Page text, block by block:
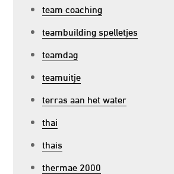
team coaching
teambuilding spelletjes
teamdag
teamuitje
terras aan het water
thai
thais
thermae 2000